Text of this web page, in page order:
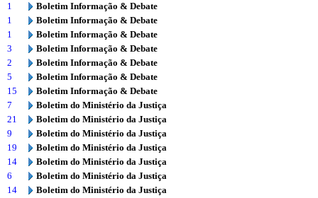
1
Boletim Informação & Debate
1
Boletim Informação & Debate
1
Boletim Informação & Debate
3
Boletim Informação & Debate
2
Boletim Informação & Debate
5
Boletim Informação & Debate
15
Boletim Informação & Debate
7
Boletim do Ministério da Justiça
21
Boletim do Ministério da Justiça
9
Boletim do Ministério da Justiça
19
Boletim do Ministério da Justiça
14
Boletim do Ministério da Justiça
6
Boletim do Ministério da Justiça
14
Boletim do Ministério da Justiça